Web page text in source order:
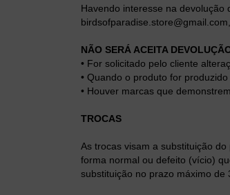
Havendo interesse na
birdsofparadise.store@gmail.com
NÃO SERÁ ACEITA
• For solicitado pelo cliente
• Quando o produto for
• Houver marcas que
TROCAS
As trocas visam a substituição
forma normal ou defeito (vício)
substituição no prazo máximo de